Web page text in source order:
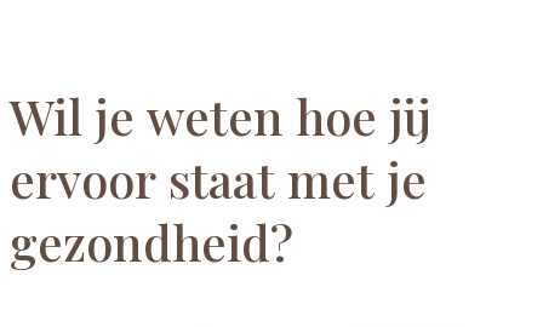
Wil je weten hoe jij
ervoor staat met je
gezondheid?